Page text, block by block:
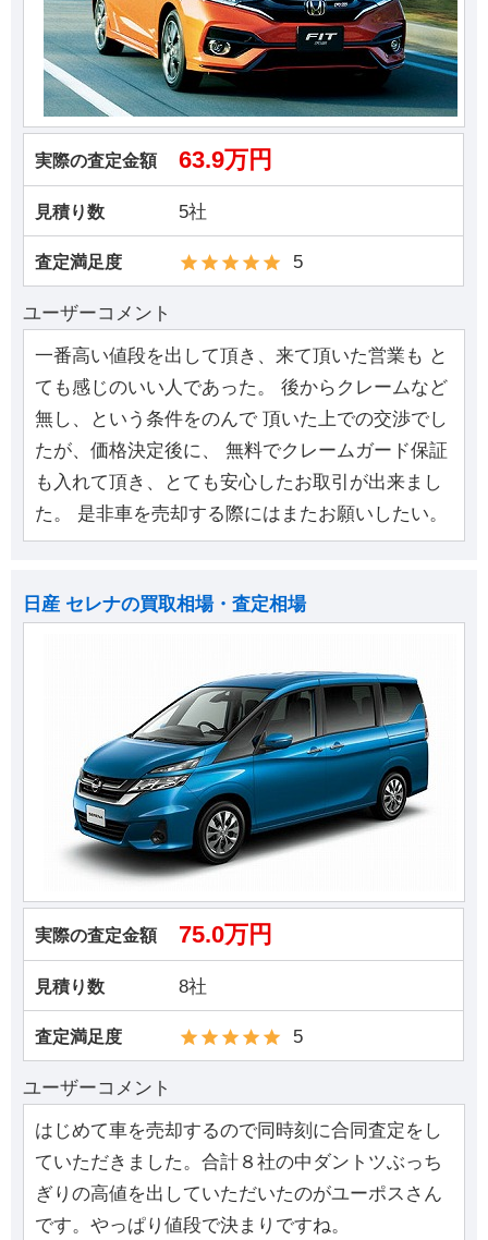
実際の査定金額 63.9万円
見積り数 5社
査定満足度 5
ユーザーコメント
一番高い値段を出して頂き、来て頂いた営業も と
ても感じのいい人であった。 後からクレームなど
無し、という条件をのんで 頂いた上での交渉でし
たが、価格決定後に、 無料でクレームガード保証
も入れて頂き、とても安心したお取引が出来まし
た。 是非車を売却する際にはまたお願いしたい。
日産 セレナの買取相場・査定相場
実際の査定金額 75.0万円
見積り数 8社
査定満足度 5
ユーザーコメント
はじめて車を売却するので同時刻に合同査定をし
ていただきました。合計８社の中ダントツぶっち
ぎりの高値を出していただいたのがユーポスさん
です。やっぱり値段で決まりですね。